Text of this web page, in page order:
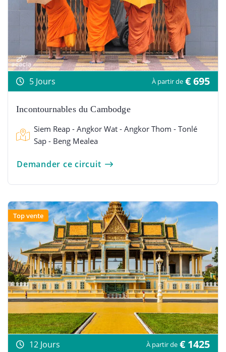
5 Jours À partir de € 695
Incontournables du Cambodge
Siem Reap - Angkor Wat - Angkor Thom - Tonlé
Sap - Beng Mealea
Demander ce circuit
Top vente
12 Jours À partir de € 1425